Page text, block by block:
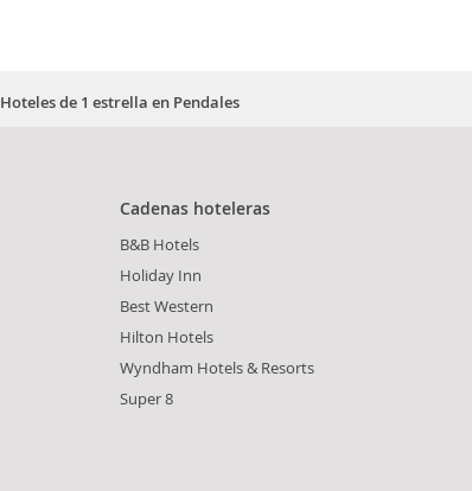
Hoteles de 1 estrella en Pendales
Cadenas hoteleras
B&B Hotels
Holiday Inn
Best Western
Hilton Hotels
Wyndham Hotels & Resorts
Super 8